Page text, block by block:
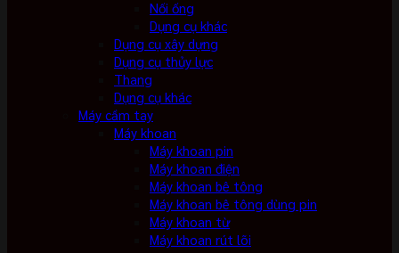
Nối ống
Dụng cụ khác
Dụng cụ xây dựng
Dụng cụ thủy lực
Thang
Dụng cụ khác
Máy cầm tay
Máy khoan
Máy khoan pin
Máy khoan điện
Máy khoan bê tông
Máy khoan bê tông dùng pin
Máy khoan từ
Máy khoan rút lõi